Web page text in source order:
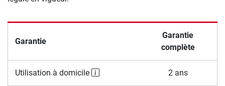
Garantie
Garantie
complète
Utilisation à domicile 2 ans